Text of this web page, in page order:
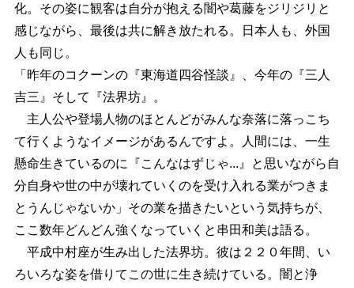
化。その姿に観客は自分が抱える闇や葛藤をジリジリと
感じながら、最後は共に解き放たれる。日本人も、外国
人も同じ。
「昨年のコクーンの『東海道四谷怪談』、今年の『三人
吉三』そして『法界坊』。
主人公や登場人物のほとんどがみんな奈落に落っこち
て行くようなイメージがあるんですよ。人間には、一生
懸命生きているのに『こんなはずじゃ...』と思いながら自
分自身や世の中が壊れていくのを受け入れる業がつきま
とうんじゃないか」その業を描きたいという気持ちが、
ここ数年どんどん強くなっていくと串田和美は語る。
平成中村座が生み出した法界坊。彼は２２０年間、い
ろいろな姿を借りてこの世に生き続けている。闇と浄